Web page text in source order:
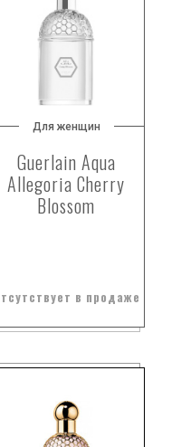
Для женщин
Guerlain Aqua
Allegoria Cherry
Blossom
в продаже